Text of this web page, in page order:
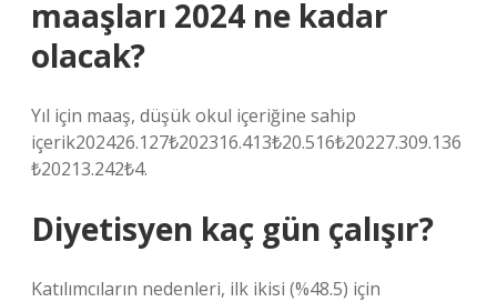
maaşları 2024 ne kadar
olacak?
Yıl için maaş, düşük okul içeriğine sahip
içerik202426.127₺202316.413₺20.516₺20227.309.136
₺20213.242₺4.
Diyetisyen kaç gün çalışır?
Katılımcıların nedenleri, ilk ikisi (%48.5) için